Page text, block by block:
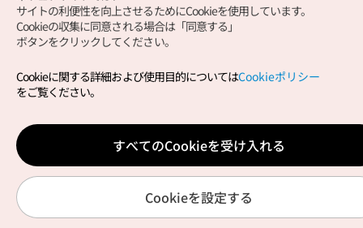
Copyright (c) Korea Tourism Organization All Rights
サイトエラー報告公式メール
japanese@knto.or.kr
サイトの利便性を向上させるためにCookieを使用しています。
Cookieの収集に同意される場合は「同意する」
ボタンをクリックしてください。
Cookieに関する詳細および使用目的についてはCookieポリシー
をご覧ください。
すべてのCookieを受け入れる
Cookieを設定する